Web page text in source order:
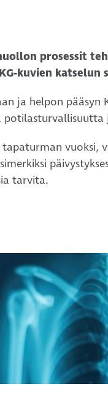
prosessit
kuvien
ja helpon
tapaturman
tarvita.